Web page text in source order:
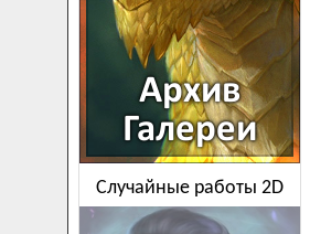
Случайные работы 2D